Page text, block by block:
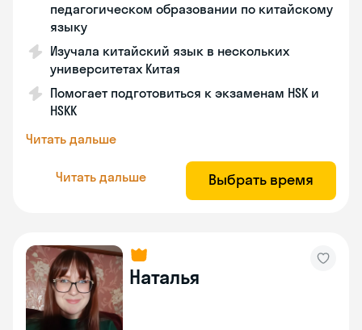
педагогическом образовании по китайскому
языку
Изучала китайский язык в нескольких
университетах Китая
Помогает подготовиться к экзаменам HSK и
HSKK
Читать дальше
Читать дальше Выбрать время
Наталья